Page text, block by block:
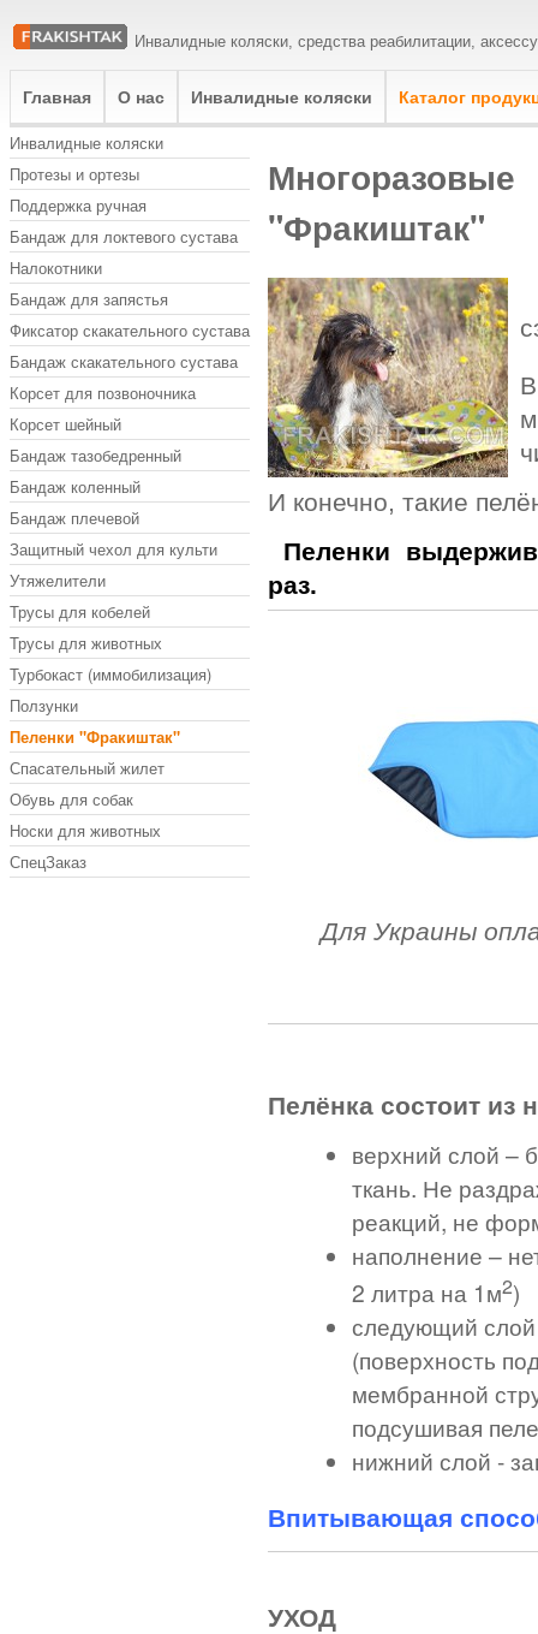
Инвалидные коляски, средства реабилитации,
Главная О нас Инвалидные коляски Каталог
Инвалидные коляски
Протезы и ортезы
Поддержка ручная
Бандаж для локтевого сустава
Налокотники
Бандаж для запястья
Фиксатор скакательного сустава
Бандаж скакательного сустава
Корсет для позвоночника
Корсет шейный
Бандаж тазобедренный
Бандаж коленный
Бандаж плечевой
Защитный чехол для культи
Утяжелители
Трусы для кобелей
Трусы для животных
Турбокаст (иммобилизация)
Ползунки
Пеленки "Фракиштак"
Спасательный жилет
Обувь для собак
Носки для животных
СпецЗаказ
"Фракиштак"
И конечно, такие
Пеленки
раз.
Для Украины
Пелёнка состоит из
верхний слой –
ткань. Не
реакций, не
наполнение –
2 литра на 1м2)
следующий
(поверхность
мембранной
подсушивая
нижний слой -
Впитывающая
УХОД